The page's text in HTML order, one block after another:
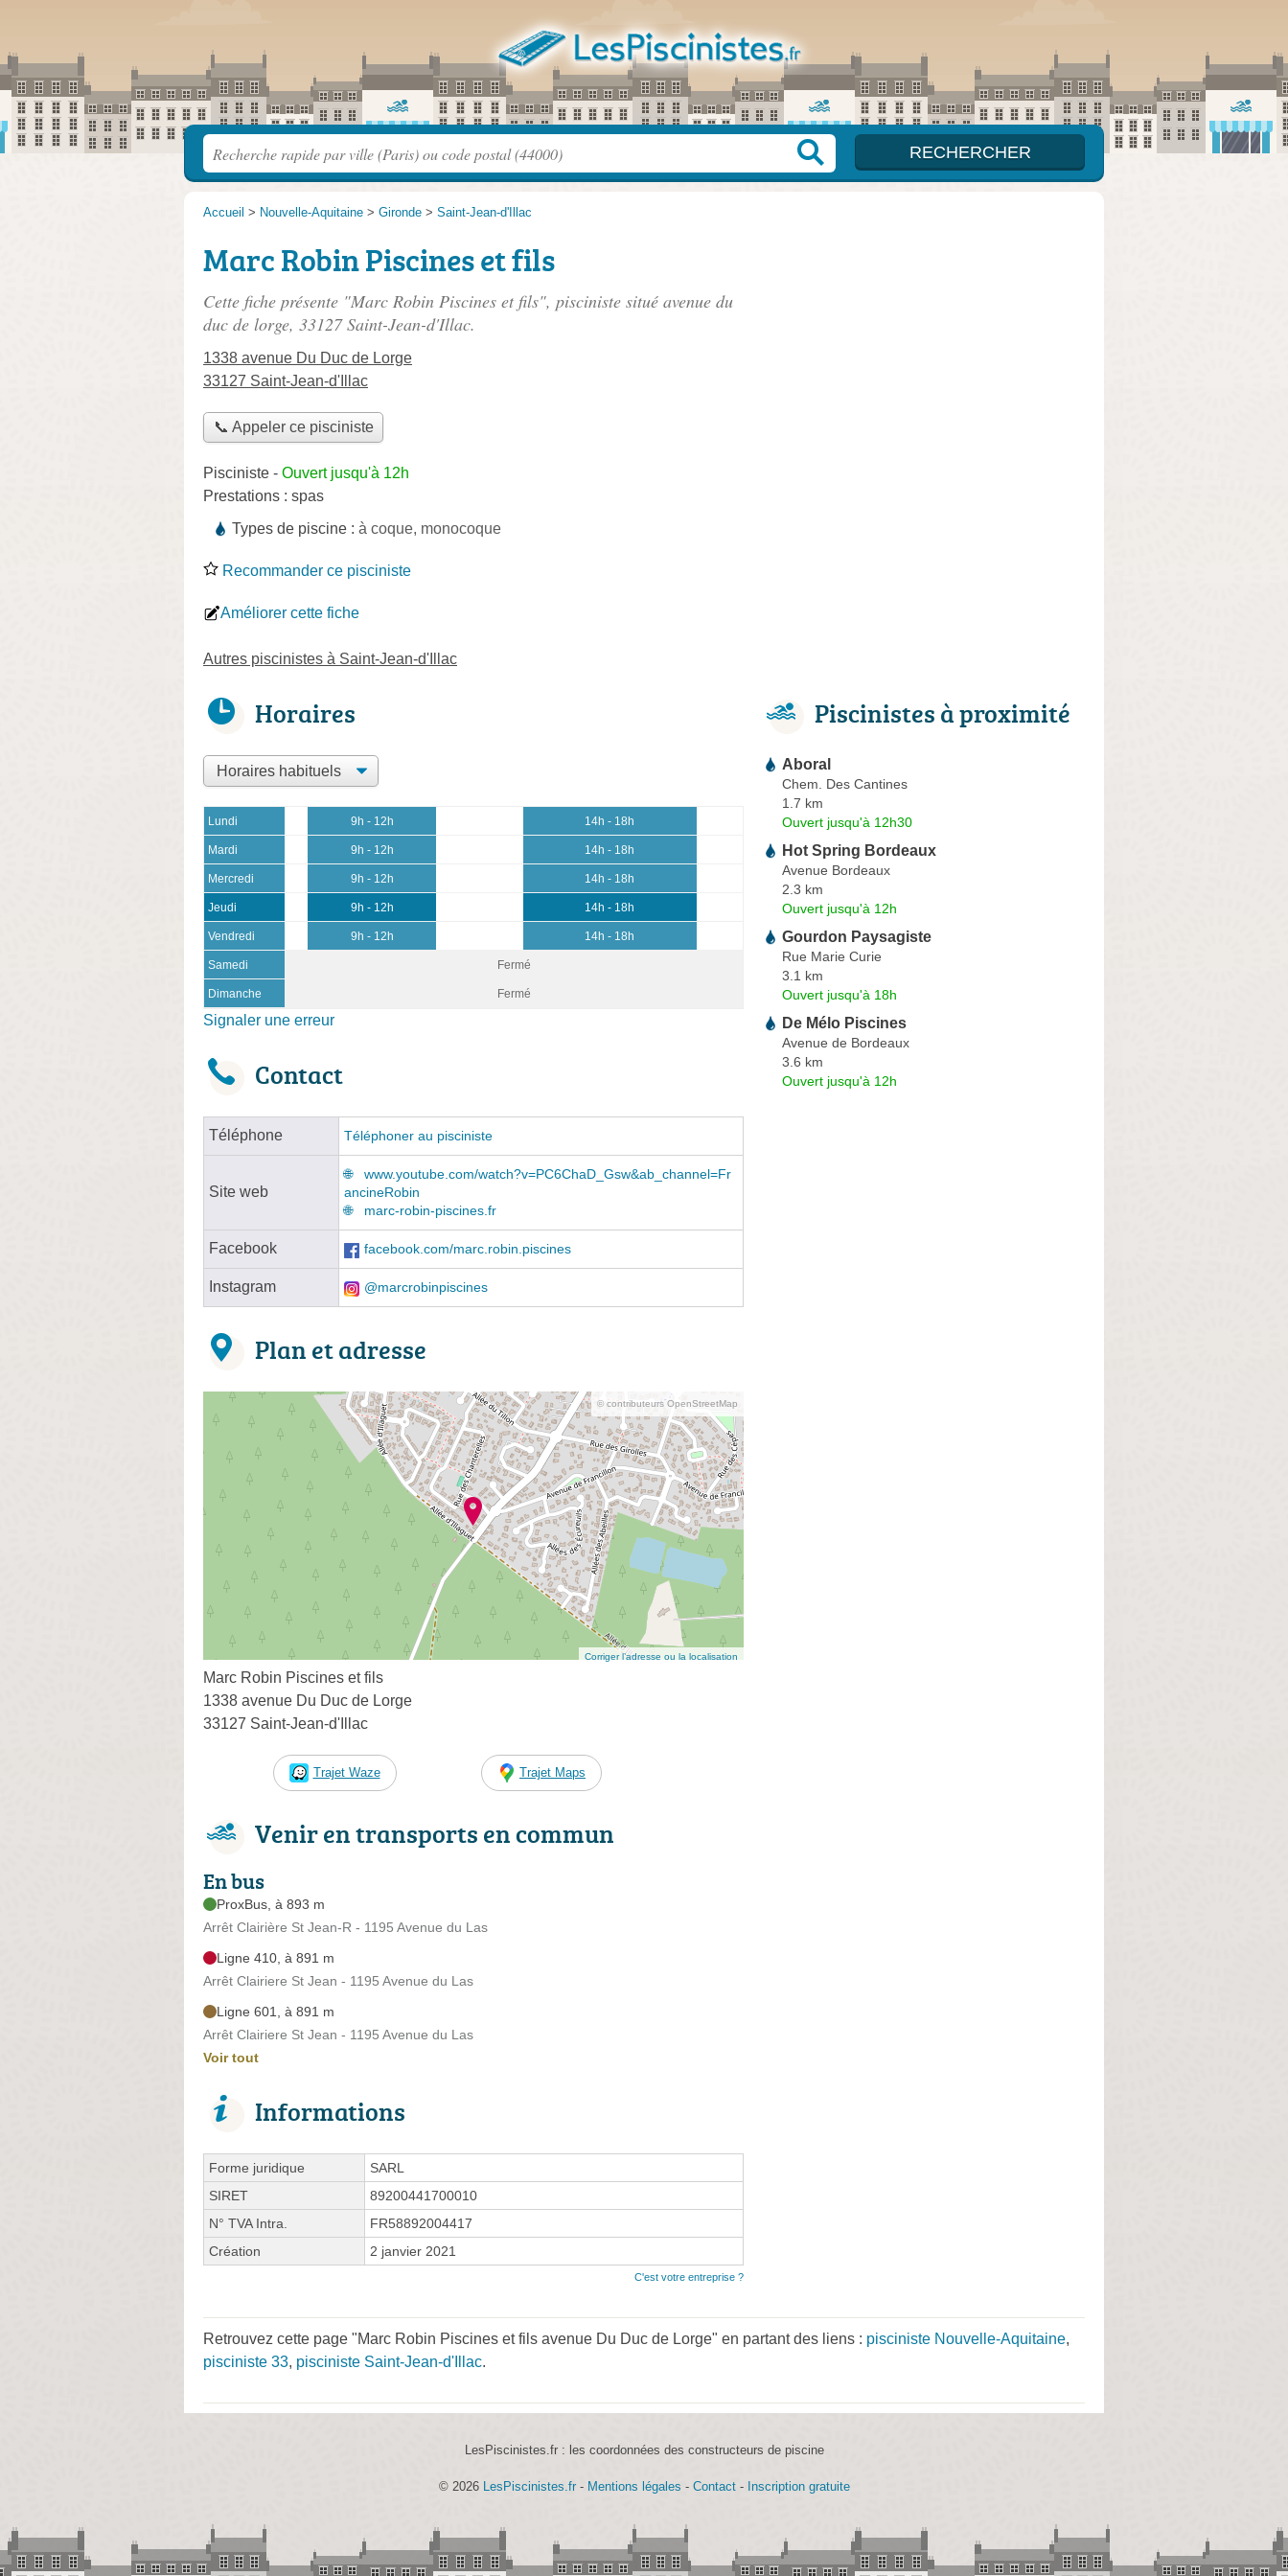
Accueil > Nouvelle-Aquitaine > Gironde > Saint-Jean-d'Illac
Marc Robin Piscines et fils
Cette fiche présente "Marc Robin Piscines et fils", pisciniste situé avenue du
duc de lorge, 33127 Saint-Jean-d'Illac.
1338 avenue Du Duc de Lorge
33127 Saint-Jean-d'Illac
📞 Appeler ce pisciniste
Pisciniste - Ouvert jusqu'à 12h
Prestations : spas
Types de piscine : à coque, monocoque
Recommander ce pisciniste
Améliorer cette fiche
Autres piscinistes à Saint-Jean-d'Illac
Horaires
Lundi 9h - 12h 14h - 18h
Mardi 9h - 12h 14h - 18h
Mercredi 9h - 12h 14h - 18h
Jeudi 9h - 12h 14h - 18h
Vendredi 9h - 12h 14h - 18h
Samedi Fermé
Dimanche Fermé
Signaler une erreur
Contact
Téléphone Téléphoner au pisciniste
Site web
www.youtube.com/watch?v=PC6ChaD_Gsw&ab_channel=Fr
ancineRobin
marc-robin-piscines.fr
Facebook facebook.com/marc.robin.piscines
Instagram @marcrobinpiscines
Plan et adresse
© contributeurs OpenStreetMap
Corriger l’adresse ou la localisation
Marc Robin Piscines et fils
1338 avenue Du Duc de Lorge
33127 Saint-Jean-d'Illac
Trajet Waze Trajet Maps
Venir en transports en commun
En bus
ProxBus, à 893 m
Arrêt Clairière St Jean-R - 1195 Avenue du Las
Ligne 410, à 891 m
Arrêt Clairiere St Jean - 1195 Avenue du Las
Ligne 601, à 891 m
Arrêt Clairiere St Jean - 1195 Avenue du Las
Voir tout
Informations
Forme juridique
SARL
SIRET
89200441700010
N° TVA Intra.
FR58892004417
Création
2 janvier 2021
C'est votre entreprise ?
Piscinistes à proximité
Aboral
Chem. Des Cantines
1.7 km
Ouvert jusqu'à 12h30
Hot Spring Bordeaux
Avenue Bordeaux
2.3 km
Ouvert jusqu'à 12h
Gourdon Paysagiste
Rue Marie Curie
3.1 km
Ouvert jusqu'à 18h
De Mélo Piscines
Avenue de Bordeaux
3.6 km
Ouvert jusqu'à 12h
Retrouvez cette page "Marc Robin Piscines et fils avenue Du Duc de Lorge" en partant des liens : pisciniste Nouvelle-Aquitaine,
pisciniste 33, pisciniste Saint-Jean-d'Illac.
LesPiscinistes.fr : les coordonnées des constructeurs de piscine
© 2026 LesPiscinistes.fr - Mentions légales - Contact- Inscription gratuite